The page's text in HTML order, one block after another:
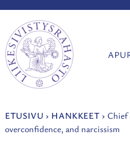
Siirry
sisältöön
ETUSIVU › HANKKEET › Chief
overconfidence, and narcissism